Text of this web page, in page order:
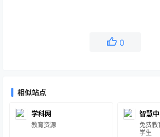
0
相似站点
学科网
教育资源
智慧
免费教
学生